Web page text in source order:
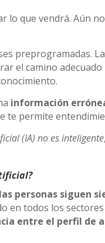
lo que vendrá. Aún
preprogramadas.
el camino
información
te permite
(IA) no es inteligente
las personas siguen
en todos los
entre el perfil de